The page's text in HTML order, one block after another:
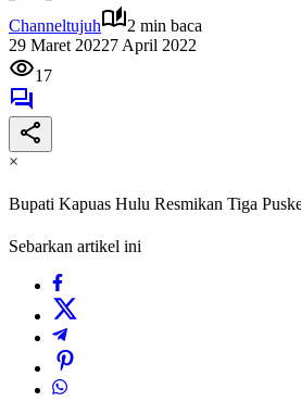
Channeltujuh
2 min baca
29 Maret 20227 April 2022
17
×
Bupati Kapuas Hulu Resmikan Tiga
Sebarkan artikel ini